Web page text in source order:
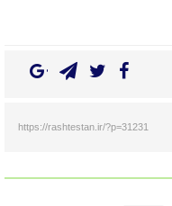
https://rashtestan.ir/?p=31231